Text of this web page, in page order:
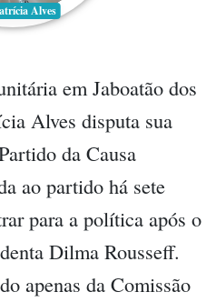
Alves
em Jaboatão dos
Alves disputa sua
da Causa
ao partido há sete
para a política após o
Dilma Rousseff.
apenas da Comissão